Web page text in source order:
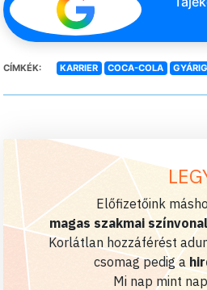
CÍMKÉK: KARRIER COCA-COLA
Előfizetőink
magas szakmai
Korlátlan hozzáférést
csomag pedig a
Mi nap mint